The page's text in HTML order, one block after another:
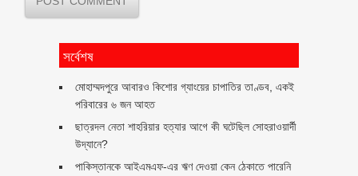
সর্বেশষ
মোহাম্মদপুরে আবারও কিশোর গ্যাংয়ের চাপাতির তাণ্ডব, একই
পরিবারের ৬ জন আহত
ছাত্রদল নেতা শাহরিয়ার হত্যার আগে কী ঘটেছিল সোহরাওয়ার্দী
উদ্যানে?
পাকিস্তানকে আইএমএফ-এর ঋণ দেওয়া কেন ঠেকাতে পারেনি